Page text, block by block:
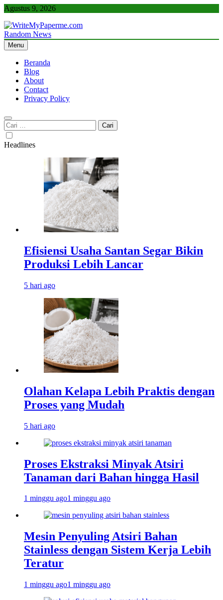
Skip
content
Agustus 9, 2026
WriteMyPaperme.com
Bisnis, Kuliner, Teknologi
Random News
Menu
Beranda
Blog
About
Contact
Privacy Policy
Cari
untuk:
Headlines
Efisiensi Usaha Santan Segar Bikin
Produksi Lebih Lancar
5 hari ago
Olahan Kelapa Lebih Praktis dengan
Proses yang Mudah
5 hari ago
Proses Ekstraksi Minyak Atsiri
Tanaman dari Bahan hingga Hasil
1 minggu ago1 minggu ago
Mesin Penyuling Atsiri Bahan
Stainless dengan Sistem Kerja Lebih
Teratur
1 minggu ago1 minggu ago